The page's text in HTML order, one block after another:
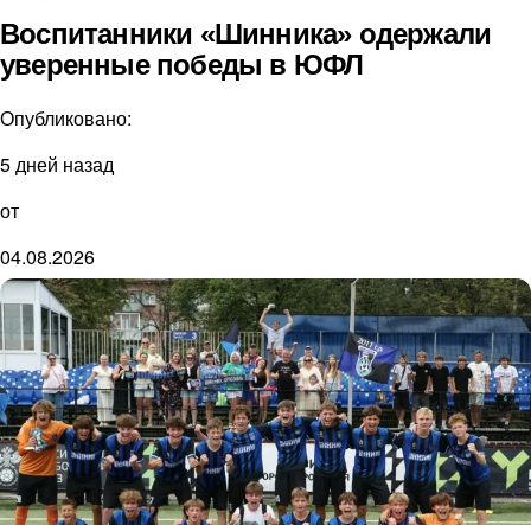
Воспитанники «Шинника» одержали
уверенные победы в ЮФЛ
Опубликовано:
5 дней назад
от
04.08.2026